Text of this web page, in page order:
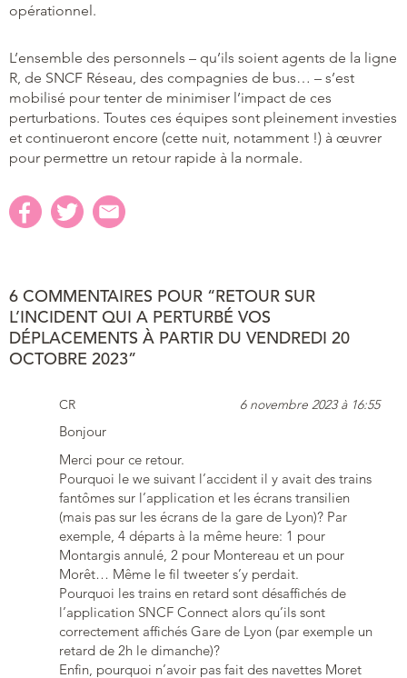
opérationnel.
L’ensemble des personnels – qu’ils soient agents de la ligne
R, de SNCF Réseau, des compagnies de bus… – s’est
mobilisé pour tenter de minimiser l’impact de ces
perturbations. Toutes ces équipes sont pleinement investies
et continueront encore (cette nuit, notamment !) à œuvrer
pour permettre un retour rapide à la normale.
6 COMMENTAIRES POUR “RETOUR SUR
L’INCIDENT QUI A PERTURBÉ VOS
DÉPLACEMENTS À PARTIR DU VENDREDI 20
OCTOBRE 2023”
CR 6 novembre 2023 à 16:55
Bonjour
Merci pour ce retour.
Pourquoi le we suivant l’accident il y avait des trains
fantômes sur l’application et les écrans transilien
(mais pas sur les écrans de la gare de Lyon)? Par
exemple, 4 départs à la même heure: 1 pour
Montargis annulé, 2 pour Montereau et un pour
Morêt… Même le fil tweeter s’y perdait.
Pourquoi les trains en retard sont désaffichés de
l’application SNCF Connect alors qu’ils sont
correctement affichés Gare de Lyon (par exemple un
retard de 2h le dimanche)?
Enfin, pourquoi n’avoir pas fait des navettes Moret